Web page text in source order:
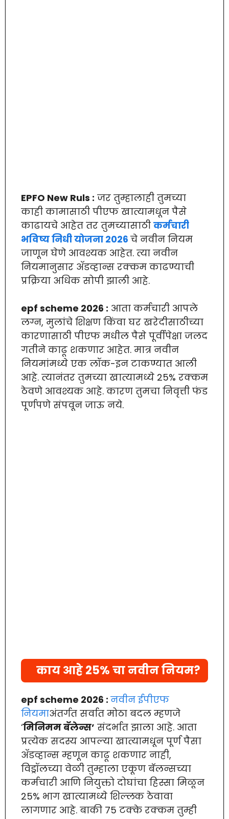
EPFO New Ruls : जर तुम्हालाही तुमच्या
काही कामासाठी पीएफ खात्यामधून पैसे
काढायचे आहेत तर तुमच्यासाठी कर्मचारी
भविष्य निधी योजना 2026 चे नवीन नियम
जाणून घेणे आवश्यक आहेत. त्या नवीन
नियमानुसार ॲडव्हान्स रक्कम काढण्याची
प्रक्रिया अधिक सोपी झाली आहे.
epf scheme 2026 : आता कर्मचारी आपले
लग्न, मुलांचे शिक्षण किंवा घर खरेदीसाठीच्या
कारणासाठी पीएफ मधील पैसे पूर्वीपेक्षा जलद
गतीने काढू शकणार आहेत. मात्र नवीन
नियमांमध्ये एक लॉक-इन टाकण्यात आली
आहे. त्यानंतर तुमच्या खात्यामध्ये 25% रक्कम
ठेवणे आवश्यक आहे. कारण तुमचा निवृत्ती फंड
पूर्णपणे संपवून जाऊ नये.
काय आहे 25% चा नवीन नियम?
epf scheme 2026 : नवीन ईपीएफ
नियमाअंतर्गत सर्वात मोठा बदल म्हणजे
‘मिनिमम बॅलेन्स’ संदर्भात झाला आहे. आता
प्रत्येक सदस्य आपल्या खात्यामधून पूर्ण पैसा
ॲडव्हान्स म्हणून काढू शकणार नाही,
विड्रॉलच्या वेळी तुम्हाला एकूण बॅलन्सच्या
कर्मचारी आणि नियुक्तो दोघांचा हिस्सा मिळून
25% भाग खात्यामध्ये शिल्लक ठेवावा
लागणार आहे. बाकी 75 टक्के रक्कम तुम्ही